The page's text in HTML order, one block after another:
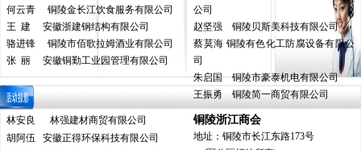
넷 安徽省节能环保产业发展规划
넷 国务院正式发布《关于促进信息消费扩大内需的若干意见》
넷 安徽为民营企业税收“减负”
集体协商集体合同专栏
넷 合伙企业清算报告范本
넷 劳动合同法首次修改 劳务派遣不得超6个月
侵犯专利权案
行走其中,目力所及之
处,皆是整装...<点击详
细>
何云青 铜陵金长江饮食服务有限公司
王 建 安徽浙建钢结构有限公司
骆进锋 铜陵市佰歌拉姆酒业有限公司
张 丽 安徽铜勤工业园管理有限公司
公司
赵坚强 铜陵贝斯美科技有限公司
蔡莫海 铜陵有色化工防腐设备有限公
司
朱启国 铜陵市豪泰机电有限公司
王振勇 铜陵简一商贸有限公司
林安良
林强建材商贸有限公司
胡阿伍 安徽正得环保科技有限公司
铜陵浙江商会
地址：铜陵市长江东路173号